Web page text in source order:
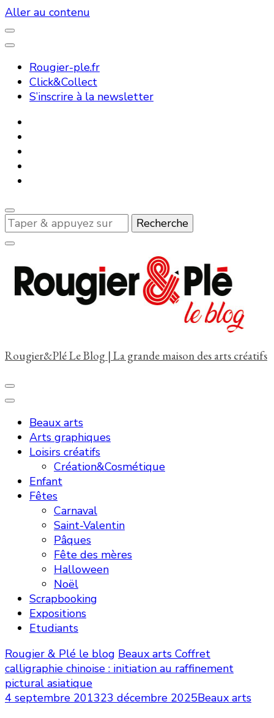
Aller au contenu
Rougier-ple.fr
Click&Collect
S’inscrire à la newsletter
Vous
recherchiez
quelque
chose
Rougier&Plé Le Blog | La grande maison des arts créatifs
Beaux arts
Arts graphiques
Loisirs créatifs
Création&Cosmétique
Enfant
Fêtes
Carnaval
Saint-Valentin
Pâques
Fête des mères
Halloween
Noël
Scrapbooking
Expositions
Etudiants
Rougier & Plé le blog Beaux arts Coffret
calligraphie chinoise : initiation au raffinement
pictural asiatique
4 septembre 201323 décembre 2025Beaux arts